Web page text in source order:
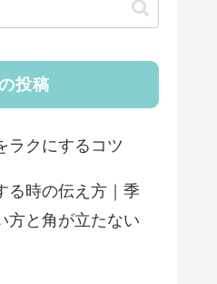
投稿
ラクにするコツ
る時の伝え方｜季
方と角が立たない